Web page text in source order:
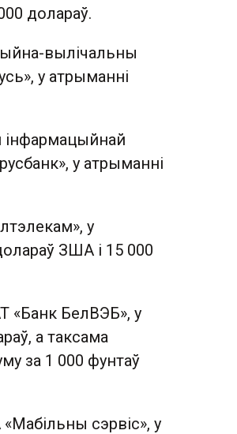
долараў.
вылічальны
у атрыманні
інфармацыйнай
у атрыманні
у
ЗША і 15 000
«Банк БелВЭБ», у
а таксама
за 1 000 фунтаў
сэрвіс», у